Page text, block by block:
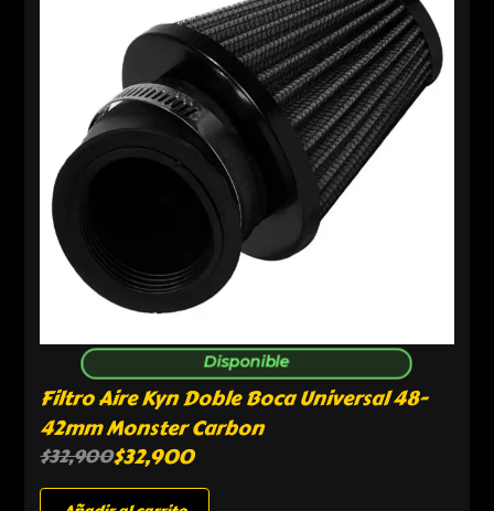
Disponible
Filtro Aire Kyn Doble Boca Universal 48-
42mm Monster Carbon
$32,900$32,900